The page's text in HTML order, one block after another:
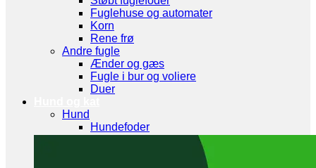
Fuglehuse og automater
Korn
Rene frø
Andre fugle
Ænder og gæs
Fugle i bur og voliere
Duer
Hund
Hundefoder
Voksen hundefoder